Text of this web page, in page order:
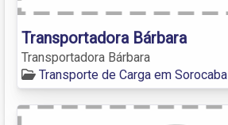
Transportadora Bárbara
Transportadora Bárbara
Transporte de Carga em Sorocaba